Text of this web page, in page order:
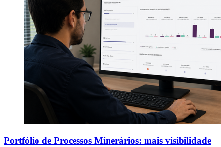
Portfólio de Processos Minerários: mais visibilidade